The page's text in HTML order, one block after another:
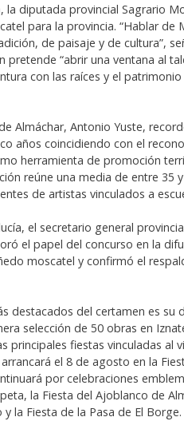
la diputada provincial Sagrario
para la provincia. “Hablar de
de paisaje y de cultura”,
pretende “abrir una ventana al
con las raíces y el
Almáchar, Antonio Yuste,
años coincidiendo con el
herramienta de promoción
reúne una media de entre 35
de artistas vinculados a
el secretario general
el papel del concurso en la
moscatel y confirmó el
destacados del certamen es su
selección de 50 obras en
principales fiestas vinculadas al
el 8 de agosto en la
por celebraciones
la Fiesta del Ajoblanco de
la Fiesta de la Pasa de El Borge.